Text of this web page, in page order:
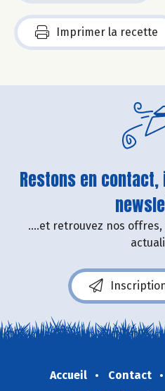
Imprimer la recette
Restons en
....et retrouvez nos
Accueil Contact